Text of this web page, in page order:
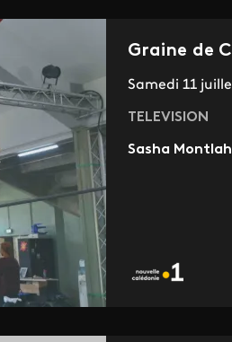
Graine de
Samedi 11
TELEVISION
Sasha